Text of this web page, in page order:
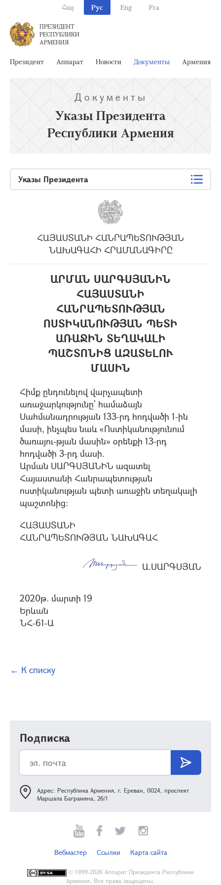
Հայ Рус Eng Fra
ПРЕЗИДЕНТ
РЕСПУБЛИКИ
АРМЕНИЯ
Президент Аппарат Новости Документы Армения
Документы
Указы Президента
Республики Армения
Указы Президента
ՀԱՅԱՍՏԱՆԻ ՀԱՆՐԱՊԵՏՈՒԹՅԱՆ
ՆԱԽԱԳԱՀԻ ՀՐԱՄԱՆԱԳԻՐԸ
ԱՐՄԱՆ ՍԱՐԳՍՅԱՆԻՆ
ՀԱՅԱՍՏԱՆԻ
ՀԱՆՐԱՊԵՏՈՒԹՅԱՆ
ՈՍՏԻԿԱՆՈՒԹՅԱՆ ՊԵՏԻ
ԱՌԱՋԻՆ ՏԵՂԱԿԱԼԻ
ՊԱՇՏՈՆԻՑ ԱԶԱՏԵԼՈՒ
ՄԱՍԻՆ
Հիմք ընդունելով վարչապետի
առաջարկությունը` համաձայն
Սահմանադրության 133-րդ հոդվածի 1-ին
մասի, ինչպես նաև «Ոստիկանությունում
ծառայու-թյան մասին» օրենքի 13-րդ
հոդվածի 3-րդ մասի.
Արման ՍԱՐԳՍՅԱՆԻՆ ազատել
Հայաստանի Հանրապետության
ոստիկանության պետի առաջին տեղակալի
պաշտոնից:
ՀԱՅԱՍՏԱՆԻ
ՀԱՆՐԱՊԵՏՈՒԹՅԱՆ ՆԱԽԱԳԱՀ
Ա.ՍԱՐԳՍՅԱՆ
2020թ. մարտի 19
Երևան
ՆՀ-61-Ա
← К списку
Подписка
Адрес: Республика Армения, г. Ереван, 0024, проспект
Маршала Баграмяна, 26/1
Вебмастер Ссылки Карта сайта
© 1999-2026 Аппарат Президента Республики
Армения, Все права защищены.